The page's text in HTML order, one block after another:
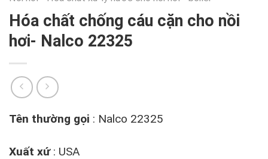
Hóa chất chống cáu cặn cho nồi
hơi- Nalco 22325
Tên thường gọi : Nalco 22325
Xuất xứ : USA